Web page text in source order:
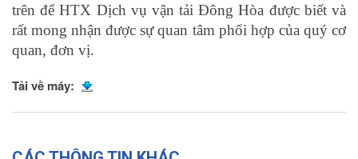
trên để HTX Dịch vụ vận tải Đông Hòa được biết và
rất mong nhận được sự quan tâm phối hợp của quý cơ
quan, đơn vị.
Tải về máy: